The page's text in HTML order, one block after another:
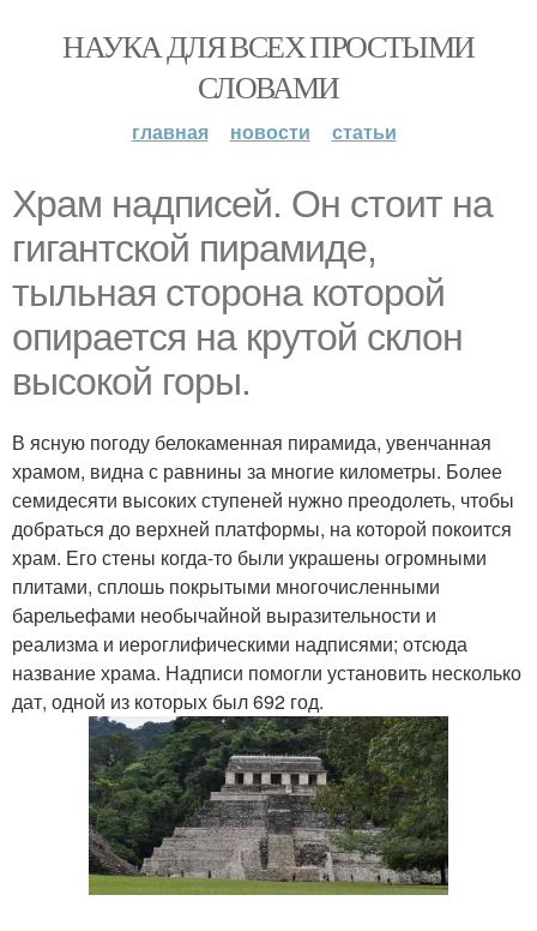
НАУКА ДЛЯ ВСЕХ ПРОСТЫМИ
СЛОВАМИ
главная новости статьи
Храм надписей. Он стоит на
гигантской пирамиде,
тыльная сторона которой
опирается на крутой склон
высокой горы.
В ясную погоду белокаменная пирамида, увенчанная
храмом, видна с равнины за многие километры. Более
семидесяти высоких ступеней нужно преодолеть, чтобы
добраться до верхней платформы, на которой покоится
храм. Его стены когда-то были украшены огромными
плитами, сплошь покрытыми многочисленными
барельефами необычайной выразительности и
реализма и иероглифическими надписями; отсюда
название храма. Надписи помогли установить несколько
дат, одной из которых был 692 год.